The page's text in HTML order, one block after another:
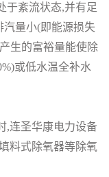
紊流状态,并有足
量小(即能源损失
生的富裕量能使除
或低水温全补水
连圣华康电力设备
料式除氧器等除氧